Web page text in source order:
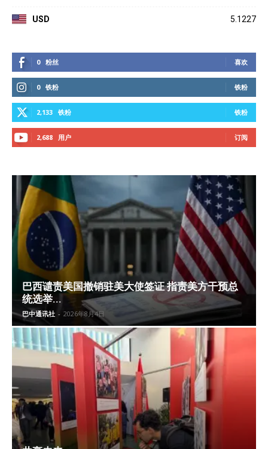
USD 5.1227
0 粉丝 喜欢
0 铁粉 铁粉
2,133 铁粉 铁粉
2,688 用户 订阅
巴西谴责美国撤销驻美大使签证 指责美方干预总
统选举...
巴中通讯社 - 2026年8月4日